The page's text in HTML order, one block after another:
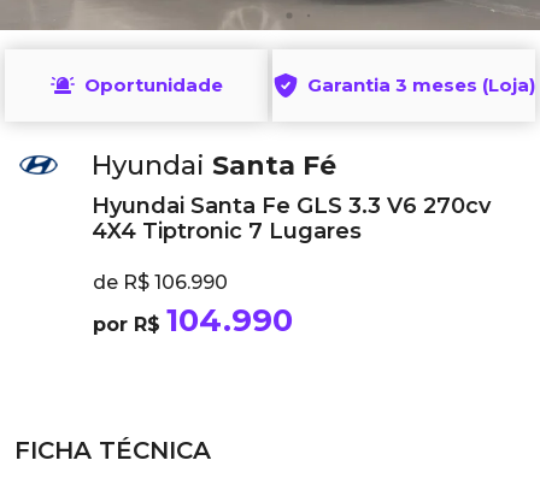
Oportunidade Garantia 3 meses (Loja)
Hyundai Santa Fé
Hyundai Santa Fe GLS 3.3 V6 270cv
4X4 Tiptronic 7 Lugares
de R$ 106.990
por R$ 104.990
FICHA TÉCNICA